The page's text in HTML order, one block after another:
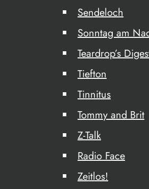
Sendeloch
Sonntag am
Teardrop’s
Tiefton
Tinnitus
Tommy and Brit
Z-Talk
Radio Face
Zeitlos!